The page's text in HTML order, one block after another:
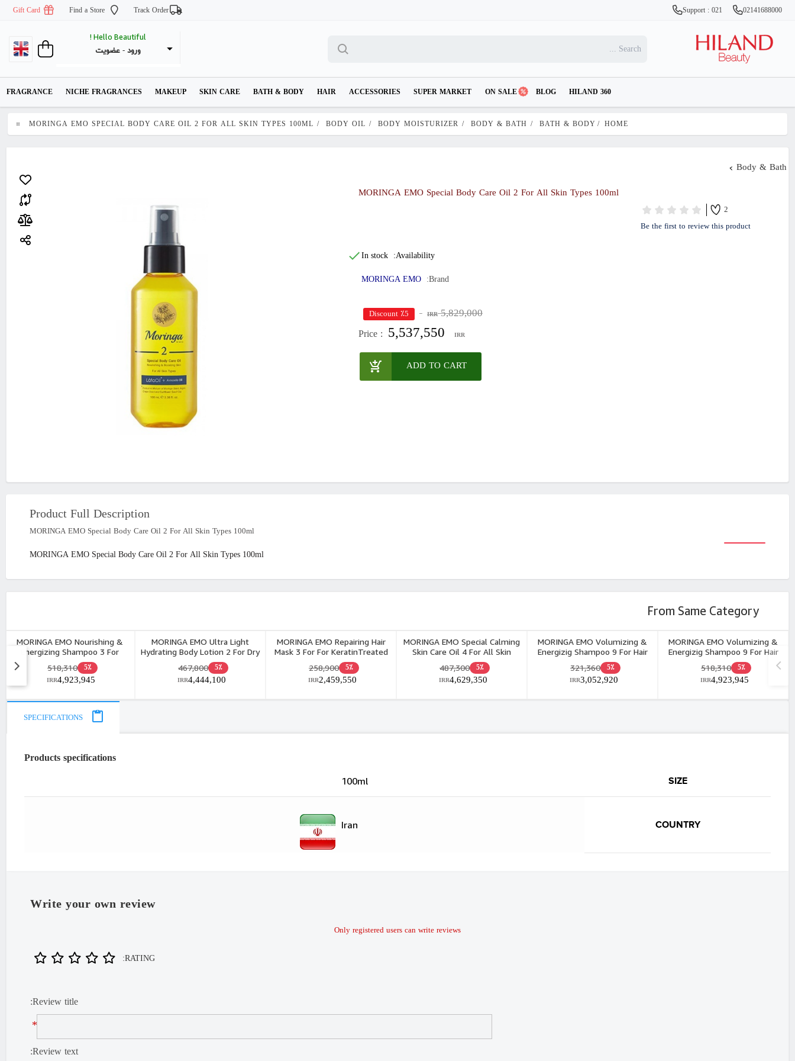
Support : 021 02141688000
Track Order
Find a Store
Gift Card
Hello Beautiful !
ورود - عضویت
FRAGRANCE NICHE FRAGRANCES MAKEUP SKIN CARE BATH & BODY HAIR ACCESSORIES SUPER MARKET ON SALE BLOG HILAND 360
HOME
/
BATH & BODY
/
BODY & BATH
/
BODY MOISTURIZER
/
BODY OIL
/
MORINGA EMO SPECIAL BODY CARE OIL 2 FOR ALL SKIN TYPES 100ML
Body & Bath
MORINGA EMO Special Body Care Oil 2 For All Skin Types 100ml
2
Be the first to review this product
Availability:
In stock
Brand:
MORINGA EMO
5,829,000
IRR ٪5 Discount
Price : 5,537,550 IRR
ADD TO CART
Product Full Description
MORINGA EMO Special Body Care Oil 2 For All Skin Types 100ml
MORINGA EMO Special Body Care Oil 2 For All Skin Types 100ml
From Same Category
MORINGA EMO Nourishing &
Energizing Shampoo 3 For
Damaged & Weak Hair 400ml
5٪ 518,310
4,923,945
IRR
MORINGA EMO Ultra Light
Hydrating Body Lotion 2 For Dry
To Sensetive Skin 300ml
5٪ 467,800
4,444,100
IRR
MORINGA EMO Repairing Hair
Mask 3 For For KeratinTreated
& Damaged Hair 200ml
5٪ 258,900
2,459,550
IRR
MORINGA EMO Special Calming
Skin Care Oil 4 For All Skin
Types 150ml
5٪ 487,300
4,629,350
IRR
MORINGA EMO Volumizing &
Energizig Shampoo 9 For Hair
Dry & Sensetive Scalp 200ml
5٪ 321,360
3,052,920
IRR
MORINGA EMO Volumizing &
Energizig Shampoo 9 For Hair
Dry & Sensetive Scalp 400ml
5٪ 518,310
4,923,945
IRR
SPECIFICATIONS
Products specifications
SIZE
100ml
COUNTRY
Iran
Write your own review
Only registered users can write reviews
RATING:
Review title:
*
Review text: